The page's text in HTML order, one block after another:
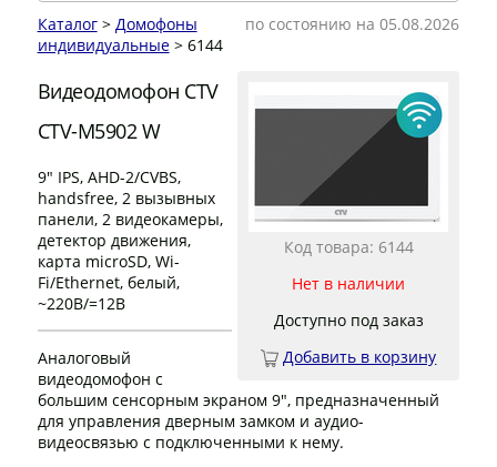
по состоянию на 05.08.2026
Каталог> Домофоны
индивидуальные> 6144
Код товара: 6144
Нет в наличии
Доступно под заказ
Добавить в корзину
Видеодомофон CTV
CTV-M5902 W
9" IPS, AHD-2/CVBS,
handsfree, 2 вызывных
панели, 2 видеокамеры,
детектор движения,
карта microSD, Wi-
Fi/Ethernet, белый,
~220В/=12В
Аналоговый
видеодомофон с
большим сенсорным экраном 9", предназначенный
для управления дверным замком и аудио-
видеосвязью с подключенными к нему.